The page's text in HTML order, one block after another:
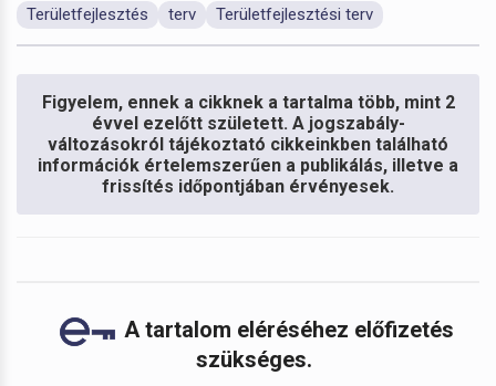
Területfejlesztés terv Területfejlesztési terv
Figyelem, ennek a cikknek a tartalma több, mint 2
évvel ezelőtt született. A jogszabály-
változásokról tájékoztató cikkeinkben található
információk értelemszerűen a publikálás, illetve a
frissítés időpontjában érvényesek.
A tartalom eléréséhez előfizetés
szükséges.